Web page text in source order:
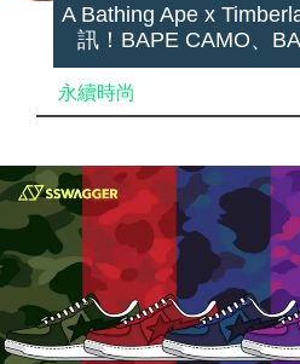
A Bathing Ape x
訊！BAPE CAMO、
永續時尚